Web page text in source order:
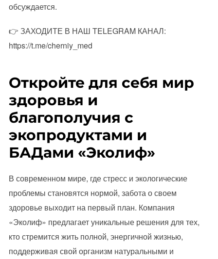
обсуждается.
👉 ЗАХОДИТЕ В НАШ TELEGRAM КАНАЛ:
https://t.me/cherniy_med
Откройте для себя мир
здоровья и
благополучия с
экопродуктами и
БАДами «Эколиф»
В современном мире, где стресс и экологические
проблемы становятся нормой, забота о своем
здоровье выходит на первый план. Компания
«Эколиф» предлагает уникальные решения для тех,
кто стремится жить полной, энергичной жизнью,
поддерживая свой организм натуральными и